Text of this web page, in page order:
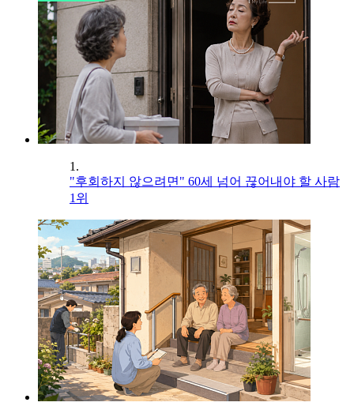
1.
"후회하지 않으려면" 60세 넘어 끊어내야 할 사람
1위